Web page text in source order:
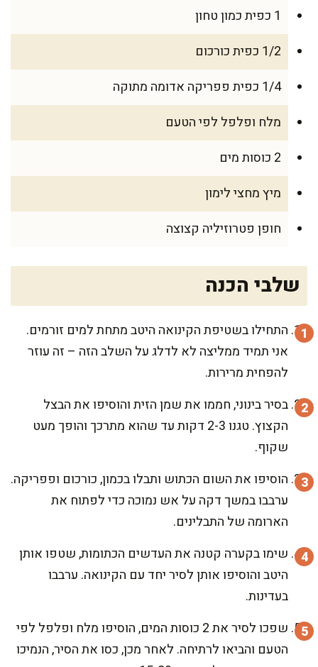
1 כפית כמון טחון
1/2 כפית כורכום
1/4 כפית פפריקה אדומה מתוקה
מלח ופלפל לפי הטעם
2 כוסות מים
מיץ מחצי לימון
חופן פטרוזיליה קצוצה
שלבי הכנה
התחילו בשטיפת הקינואה היטב מתחת למים זורמים.
אני תמיד ממליצה לא לדלג על השלב הזה – זה עוזר
להפחית מרירות.
בסיר בינוני, חממו את שמן הזית והוסיפו את הבצל
הקצוץ. טגנו 2-3 דקות עד שהוא מתרכך והופך מעט
שקוף.
הוסיפו את השום הכתוש ותבלו בכמון, כורכום ופפריקה.
ערבבו במשך דקה על אש נמוכה כדי לפתוח את
הארומה של התבלינים.
שימו בקערה קטנה את העדשים הכתומות, שטפו אותן
היטב והוסיפו אותן לסיר יחד עם הקינואה. ערבבו
בעדינות.
שפכו לסיר את 2 כוסות המים, הוסיפו מלח ופלפל לפי
הטעם והביאו לרתיחה. לאחר מכן, כסו את הסיר, הנמיכו